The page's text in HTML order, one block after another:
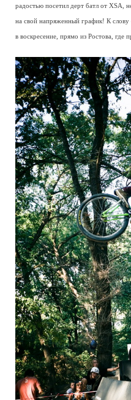
радостью посетил дерт батл от XSA,
на свой напряженный график! К
в воскресение, прямо из Ростова, где